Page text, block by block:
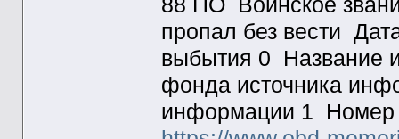
88 ПО Воинское
пропал без вести
выбытия 0 Название
фонда источника
информации 1 Номер